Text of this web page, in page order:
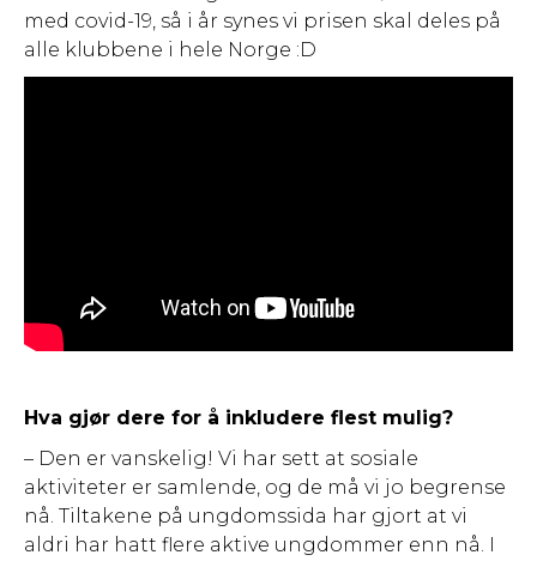
med covid-19, så i år synes vi prisen skal deles på
alle klubbene i hele Norge :D
Hva gjør dere for å inkludere flest mulig?
– Den er vanskelig! Vi har sett at sosiale
aktiviteter er samlende, og de må vi jo begrense
nå. Tiltakene på ungdomssida har gjort at vi
aldri har hatt flere aktive ungdommer enn nå. I